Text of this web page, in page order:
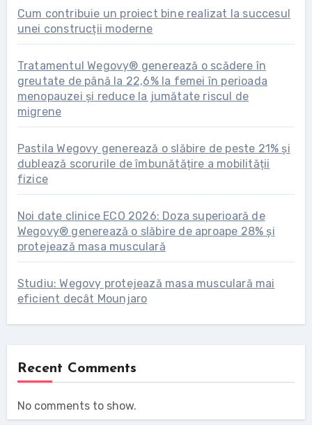
Cum contribuie un proiect bine realizat la succesul
unei construcții moderne
Tratamentul Wegovy® generează o scădere în
greutate de până la 22,6% la femei în perioada
menopauzei și reduce la jumătate riscul de
migrene
Pastila Wegovy generează o slăbire de peste 21% și
dublează scorurile de îmbunătățire a mobilității
fizice
Noi date clinice ECO 2026: Doza superioară de
Wegovy® generează o slăbire de aproape 28% și
protejează masa musculară
Studiu: Wegovy protejează masa musculară mai
eficient decât Mounjaro
Recent Comments
No comments to show.